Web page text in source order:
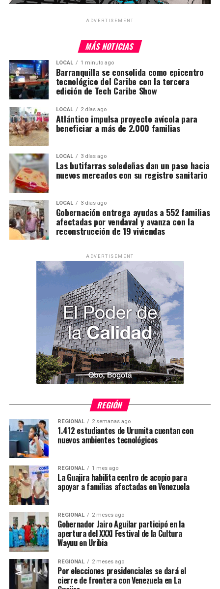
ADVERTISEMENT
MÁS NOTICIAS
LOCAL 1 minuto ago
Barranquilla se consolida como epicentro
tecnológico del Caribe con la tercera
edición de Tech Caribe Show
LOCAL 2 días ago
Atlántico impulsa proyecto avícola para
beneficiar a más de 2.000 familias
LOCAL 3 días ago
Las butifarras soledeñas dan un paso hacia
nuevos mercados con su registro sanitario
LOCAL 3 días ago
Gobernación entrega ayudas a 552 familias
afectadas por vendaval y avanza con la
reconstrucción de 19 viviendas
ADVERTISEMENT
REGIÓN
REGIONAL 2 semanas ago
1.412 estudiantes de Urumita cuentan con
nuevos ambientes tecnológicos
REGIONAL 1 mes ago
La Guajira habilita centro de acopio para
apoyar a familias afectadas en Venezuela
REGIONAL 2 meses ago
Gobernador Jairo Aguilar participó en la
apertura del XXXI Festival de la Cultura
Wayuu en Uribia
REGIONAL 2 meses ago
Por elecciones presidenciales se dará el
cierre de frontera con Venezuela en La